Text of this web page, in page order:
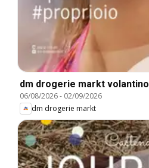
dm drogerie markt volantino
06/08/2026- 02/09/2026
dm drogerie markt